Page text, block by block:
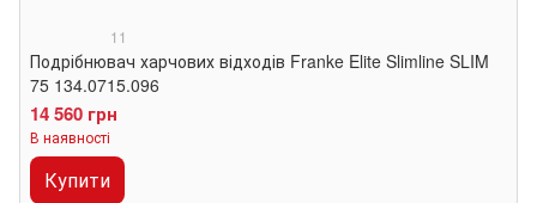
11
Подрібнювач харчових відходів Franke Elite Slimline SLIM
75 134.0715.096
14 560 грн
В наявності
Купити